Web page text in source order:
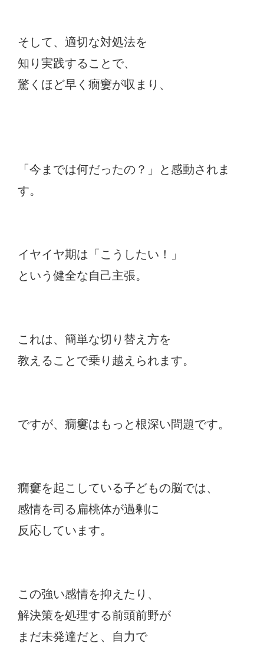
そして、適切な対処法を
知り実践することで、
驚くほど早く癇窶が収まり、
「今までは何だったの？」と感動されま
す。
イヤイヤ期は「こうしたい！」
という健全な自己主張。
これは、簡単な切り替え方を
教えることで乗り越えられます。
ですが、癇窶はもっと根深い問題です。
癇窶を起こしている子どもの脳では、
感情を司る扁桃体が過剰に
反応しています。
この強い感情を抑えたり、
解決策を処理する前頭前野が
まだ未発達だと、自力で